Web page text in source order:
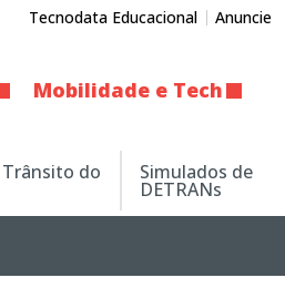
Tecnodata Educacional Anuncie
Mobilidade e Tech
Trânsito do Simulados de
DETRANs